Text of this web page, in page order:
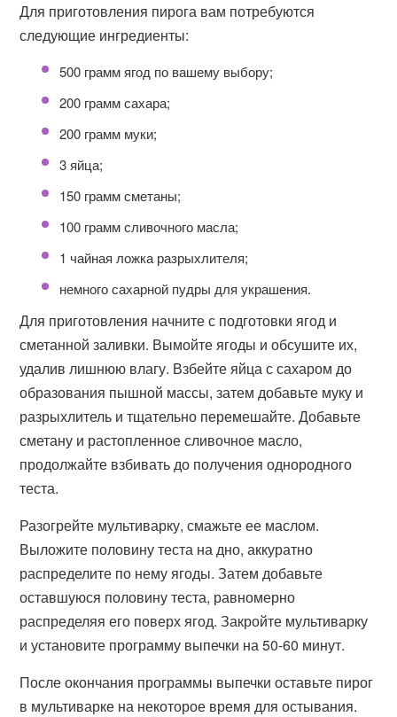
Для приготовления пирога вам потребуются
следующие ингредиенты:
500 грамм ягод по вашему выбору;
200 грамм сахара;
200 грамм муки;
3 яйца;
150 грамм сметаны;
100 грамм сливочного масла;
1 чайная ложка разрыхлителя;
немного сахарной пудры для украшения.
Для приготовления начните с подготовки ягод и
сметанной заливки. Вымойте ягоды и обсушите их,
удалив лишнюю влагу. Взбейте яйца с сахаром до
образования пышной массы, затем добавьте муку и
разрыхлитель и тщательно перемешайте. Добавьте
сметану и растопленное сливочное масло,
продолжайте взбивать до получения однородного
теста.
Разогрейте мультиварку, смажьте ее маслом.
Выложите половину теста на дно, аккуратно
распределите по нему ягоды. Затем добавьте
оставшуюся половину теста, равномерно
распределяя его поверх ягод. Закройте мультиварку
и установите программу выпечки на 50-60 минут.
После окончания программы выпечки оставьте пирог
в мультиварке на некоторое время для остывания.